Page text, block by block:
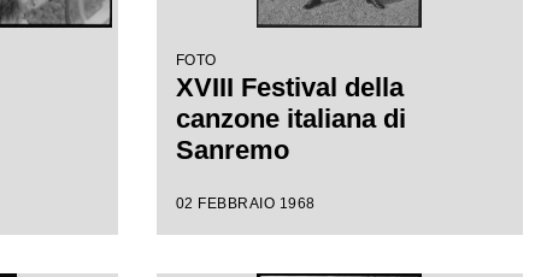
FOTO
XVIII Festival della
canzone italiana di
Sanremo
02 FEBBRAIO 1968